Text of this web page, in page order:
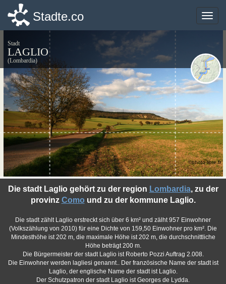
Toggle
Stadte.co
Stadt
LAGLIO
(Lombardia)
Die stadt Laglio gehört zu der region Lombardia, zu der
provinz Como und zu der kommune Laglio.
Die stadt zählt Laglio erstreckt sich über 6 km² und zälht 957 Einwohner
(Volkszählung von 2010) für eine Dichte von 159,50 Einwohner pro km². Die
Mindesthöhe ist 202 m, die maximale Höhe ist 202 m, die durchschnittliche
Höhe beträgt 200 m.
Die Bürgermeister der stadt Laglio ist Roberto Pozzi Auftrag 2.008.
Die Einwohner werden lagliesi genannt.. Der französische Name der stadt ist
Laglio, der englische Name der stadt ist Laglio.
Der Schutzpatron der stadt Laglio ist Georges de Lydda.
©photo-libre.fr
Toggle
Stadte.co